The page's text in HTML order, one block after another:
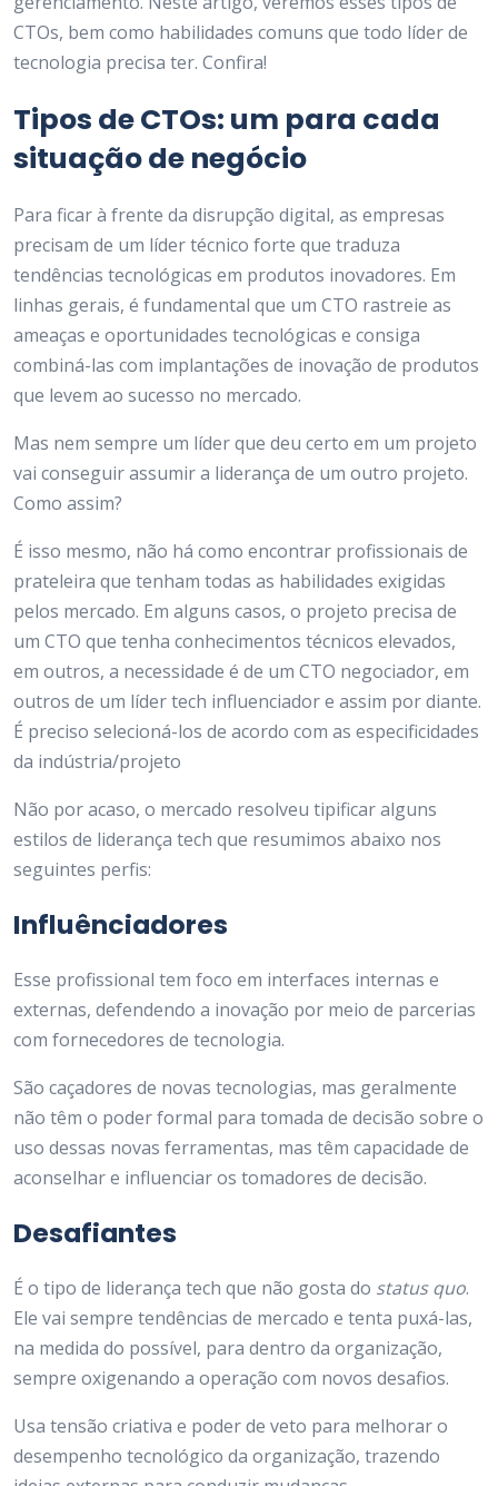
CTOs, bem como habilidades comuns que todo líder de
tecnologia precisa ter. Confira!
Tipos de CTOs: um para cada
situação de negócio
Para ficar à frente da disrupção digital, as empresas
precisam de um líder técnico forte que traduza
tendências tecnológicas em produtos inovadores. Em
linhas gerais, é fundamental que um CTO rastreie as
ameaças e oportunidades tecnológicas e consiga
combiná-las com implantações de inovação de produtos
que levem ao sucesso no mercado.
Mas nem sempre um líder que deu certo em um projeto
vai conseguir assumir a liderança de um outro projeto.
Como assim?
É isso mesmo, não há como encontrar profissionais de
prateleira que tenham todas as habilidades exigidas
pelos mercado. Em alguns casos, o projeto precisa de
um CTO que tenha conhecimentos técnicos elevados,
em outros, a necessidade é de um CTO negociador, em
outros de um líder tech influenciador e assim por diante.
É preciso selecioná-los de acordo com as especificidades
da indústria/projeto
Não por acaso, o mercado resolveu tipificar alguns
estilos de liderança tech que resumimos abaixo nos
seguintes perfis:
Influênciadores
Esse profissional tem foco em interfaces internas e
externas, defendendo a inovação por meio de parcerias
com fornecedores de tecnologia.
São caçadores de novas tecnologias, mas geralmente
não têm o poder formal para tomada de decisão sobre o
uso dessas novas ferramentas, mas têm capacidade de
aconselhar e influenciar os tomadores de decisão.
Desafiantes
É o tipo de liderança tech que não gosta do status quo.
Ele vai sempre tendências de mercado e tenta puxá-las,
na medida do possível, para dentro da organização,
sempre oxigenando a operação com novos desafios.
Usa tensão criativa e poder de veto para melhorar o
desempenho tecnológico da organização, trazendo